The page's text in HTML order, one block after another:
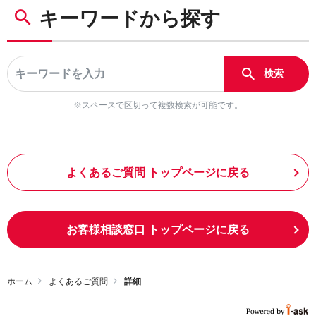
キーワードから探す
※スペースで区切って複数検索が可能です。
よくあるご質問 トップページに戻る
お客様相談窓口 トップページに戻る
ホーム よくあるご質問 詳細